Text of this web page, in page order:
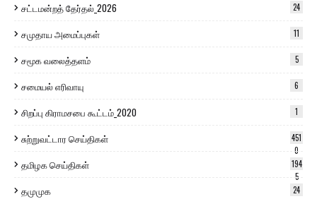
சட்டமன்றத் தேர்தல்_2026 24
சமுதாய அமைப்புகள் 11
சமூக வலைத்தளம் 5
சமையல் எரிவாயு 6
சிறப்பு கிராமசபை கூட்டம்_2020 1
சுற்றுவட்டார செய்திகள்
451
0
தமிழக செய்திகள்
194
5
தமுமுக 24